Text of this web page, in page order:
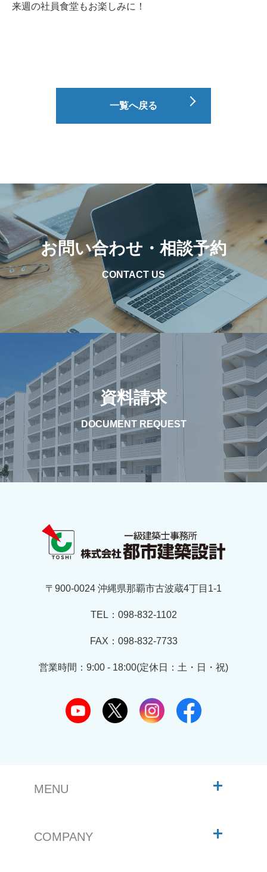
来週の社員食堂もお楽しみに！
一覧へ戻る
お問い合わせ・相談予約
CONTACT US
資料請求
DOCUMENT REQUEST
〒900-0024 沖縄県那覇市古波蔵4丁目1-1
TEL：098-832-1102
FAX：098-832-7733
営業時間：9:00 - 18:00(定休日：土・日・祝)
MENU
COMPANY